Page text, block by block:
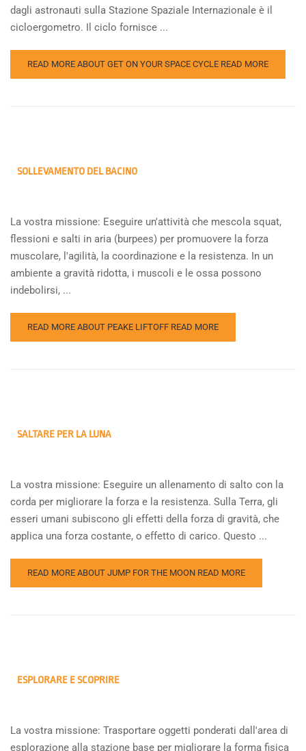
dagli astronauti sulla Stazione Spaziale Internazionale è il
cicloergometro. Il ciclo fornisce ...
READ MORE ABOUT GET ON YOUR SPACE CYCLE READ MORE
SOLLEVAMENTO DEL BACINO
La vostra missione: Eseguire un'attività che mescola squat,
flessioni e salti in aria (burpees) per promuovere la forza
muscolare, l'agilità, la coordinazione e la resistenza. In un
ambiente a gravità ridotta, i muscoli e le ossa possono
indebolirsi, ...
READ MORE ABOUT PEAKE LIFTOFF READ MORE
SALTARE PER LA LUNA
La vostra missione: Eseguire un allenamento di salto con la
corda per migliorare la forza e la resistenza. Sulla Terra, gli
esseri umani subiscono gli effetti della forza di gravità, che
applica una forza costante, o effetto di carico. Questo ...
READ MORE ABOUT JUMP FOR THE MOON READ MORE
ESPLORARE E SCOPRIRE
La vostra missione: Trasportare oggetti ponderati dall'area di
esplorazione alla stazione base per migliorare la forma fisica